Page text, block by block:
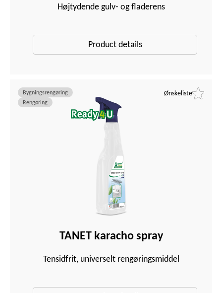
Højtydende gulv- og fladerens
Product details
Ønskeliste
TANET karacho spray
Tensidfrit, universelt rengøringsmiddel
Bygningsrengøring
Rengøring